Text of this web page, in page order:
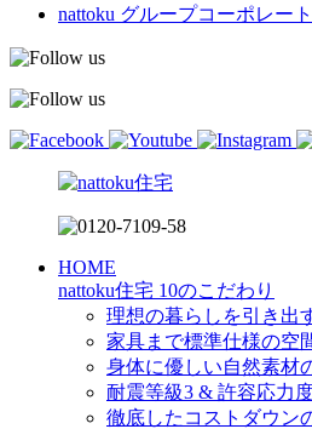
nattoku グループコーポレー
HOME
nattoku住宅 10のこだわり
理想の暮らしを引き出
家具まで標準仕様の空
身体に優しい自然素材
耐震等級3 & 許容応力
徹底したコストダウン